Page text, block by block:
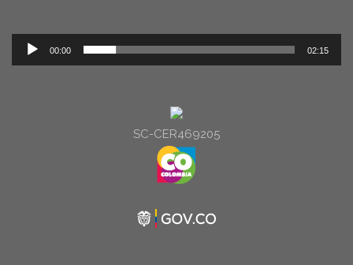
Reproductor
de
00:00 02:15
SC-CER469205